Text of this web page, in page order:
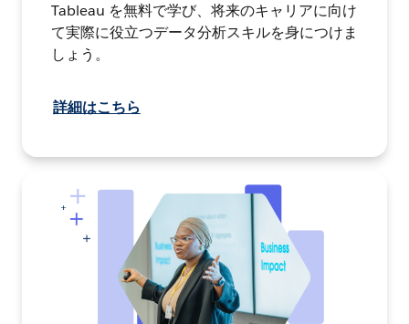
Tableau を無料で学び、将来のキャリアに向け
て実際に役立つデータ分析スキルを身につけま
しょう。
詳細はこちら